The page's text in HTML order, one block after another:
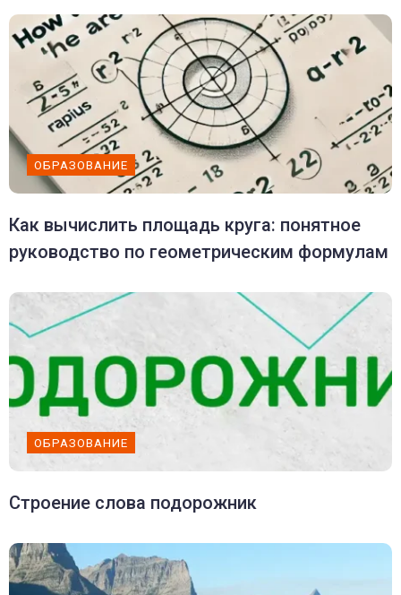
ОБРАЗОВАНИЕ
Как вычислить площадь круга: понятное
руководство по геометрическим формулам
ОБРАЗОВАНИЕ
Строение слова подорожник